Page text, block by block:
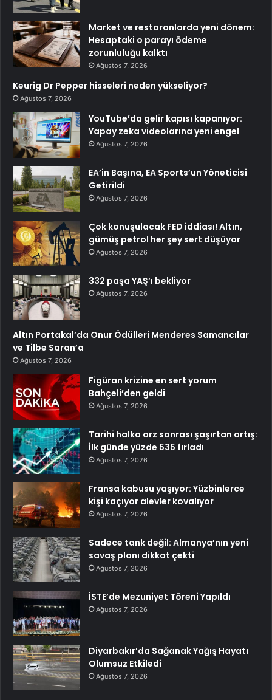
Market ve restoranlarda yeni dönem:
Hesaptaki o parayı ödeme
zorunluluğu kalktı
Ağustos 7, 2026
Keurig Dr Pepper hisseleri neden yükseliyor?
Ağustos 7, 2026
YouTube’da gelir kapısı kapanıyor:
Yapay zeka videolarına yeni engel
Ağustos 7, 2026
EA’in Başına, EA Sports’un Yöneticisi
Getirildi
Ağustos 7, 2026
Çok konuşulacak FED iddiası! Altın,
gümüş petrol her şey sert düşüyor
Ağustos 7, 2026
332 paşa YAŞ’ı bekliyor
Ağustos 7, 2026
Altın Portakal’da Onur Ödülleri Menderes Samancılar
ve Tilbe Saran’a
Ağustos 7, 2026
Figüran krizine en sert yorum
Bahçeli’den geldi
Ağustos 7, 2026
Tarihi halka arz sonrası şaşırtan artış:
İlk günde yüzde 535 fırladı
Ağustos 7, 2026
Fransa kabusu yaşıyor: Yüzbinlerce
kişi kaçıyor alevler kovalıyor
Ağustos 7, 2026
Sadece tank değil: Almanya’nın yeni
savaş planı dikkat çekti
Ağustos 7, 2026
İSTE’de Mezuniyet Töreni Yapıldı
Ağustos 7, 2026
Diyarbakır’da Sağanak Yağış Hayatı
Olumsuz Etkiledi
Ağustos 7, 2026